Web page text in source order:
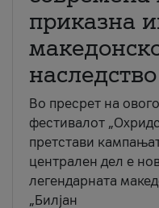
приказна
наследство
Во пресрет на
фестивалот
претстави
централен дел е
легендарната
„Билјан